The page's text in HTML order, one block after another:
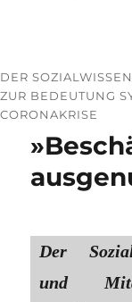
DER
ZUR BEDEUTUNG
CORONAKRISE
Der
und